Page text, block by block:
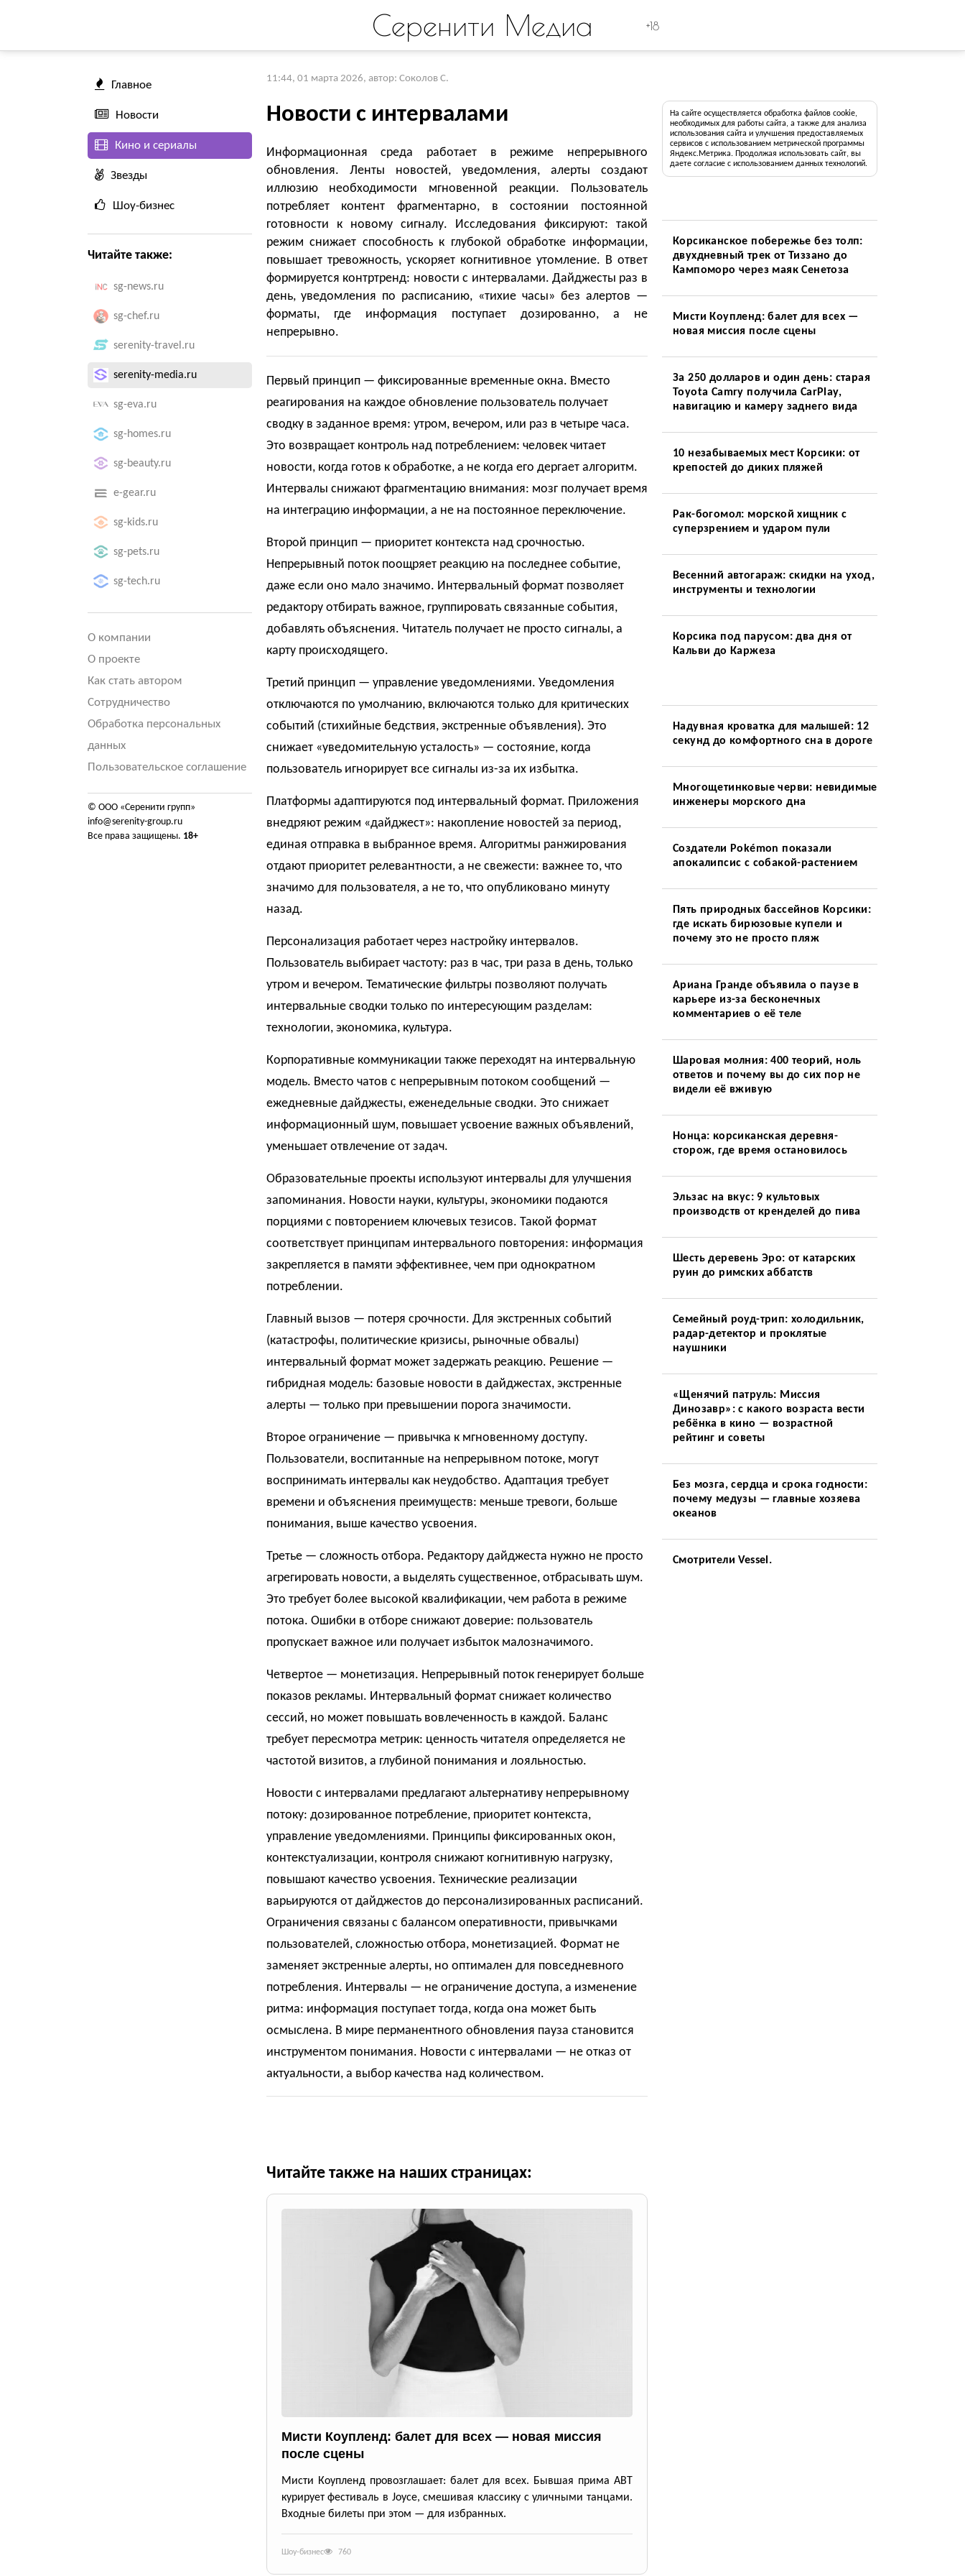
Серенити Медиа +18
Главное
Новости
Кино и сериалы
Звезды
Шоу-бизнес
Читайте также:
sg-news.ru
sg-chef.ru
serenity-travel.ru
serenity-media.ru
sg-eva.ru
sg-homes.ru
sg-beauty.ru
e-gear.ru
sg-kids.ru
sg-pets.ru
sg-tech.ru
О компании
О проекте
Как стать автором
Сотрудничество
Обработка персональных
данных
Пользовательское соглашение
© ООО «Серенити групп»
info@serenity-group.ru
Все права защищены. 18+
11:44, 01 марта 2026, автор: Соколов С.
Новости с интервалами
Информационная среда работает в режиме непрерывного
обновления. Ленты новостей, уведомления, алерты создают
иллюзию необходимости мгновенной реакции. Пользователь
потребляет контент фрагментарно, в состоянии постоянной
готовности к новому сигналу. Исследования фиксируют: такой
режим снижает способность к глубокой обработке информации,
повышает тревожность, ускоряет когнитивное утомление. В ответ
формируется контртренд: новости с интервалами. Дайджесты раз в
день, уведомления по расписанию, «тихие часы» без алертов —
форматы, где информация поступает дозированно, а не
непрерывно.
Первый принцип — фиксированные временные окна. Вместо
реагирования на каждое обновление пользователь получает
сводку в заданное время: утром, вечером, или раз в четыре часа.
Это возвращает контроль над потреблением: человек читает
новости, когда готов к обработке, а не когда его дергает алгоритм.
Интервалы снижают фрагментацию внимания: мозг получает время
на интеграцию информации, а не на постоянное переключение.
Второй принцип — приоритет контекста над срочностью.
Непрерывный поток поощряет реакцию на последнее событие,
даже если оно мало значимо. Интервальный формат позволяет
редактору отбирать важное, группировать связанные события,
добавлять объяснения. Читатель получает не просто сигналы, а
карту происходящего.
Третий принцип — управление уведомлениями. Уведомления
отключаются по умолчанию, включаются только для критических
событий (стихийные бедствия, экстренные объявления). Это
снижает «уведомительную усталость» — состояние, когда
пользователь игнорирует все сигналы из-за их избытка.
Платформы адаптируются под интервальный формат. Приложения
внедряют режим «дайджест»: накопление новостей за период,
единая отправка в выбранное время. Алгоритмы ранжирования
отдают приоритет релевантности, а не свежести: важнее то, что
значимо для пользователя, а не то, что опубликовано минуту
назад.
Персонализация работает через настройку интервалов.
Пользователь выбирает частоту: раз в час, три раза в день, только
утром и вечером. Тематические фильтры позволяют получать
интервальные сводки только по интересующим разделам:
технологии, экономика, культура.
Корпоративные коммуникации также переходят на интервальную
модель. Вместо чатов с непрерывным потоком сообщений —
ежедневные дайджесты, еженедельные сводки. Это снижает
информационный шум, повышает усвоение важных объявлений,
уменьшает отвлечение от задач.
Образовательные проекты используют интервалы для улучшения
запоминания. Новости науки, культуры, экономики подаются
порциями с повторением ключевых тезисов. Такой формат
соответствует принципам интервального повторения: информация
закрепляется в памяти эффективнее, чем при однократном
потреблении.
Главный вызов — потеря срочности. Для экстренных событий
(катастрофы, политические кризисы, рыночные обвалы)
интервальный формат может задержать реакцию. Решение —
гибридная модель: базовые новости в дайджестах, экстренные
алерты — только при превышении порога значимости.
Второе ограничение — привычка к мгновенному доступу.
Пользователи, воспитанные на непрерывном потоке, могут
воспринимать интервалы как неудобство. Адаптация требует
времени и объяснения преимуществ: меньше тревоги, больше
понимания, выше качество усвоения.
Третье — сложность отбора. Редактору дайджеста нужно не просто
агрегировать новости, а выделять существенное, отбрасывать шум.
Это требует более высокой квалификации, чем работа в режиме
потока. Ошибки в отборе снижают доверие: пользователь
пропускает важное или получает избыток малозначимого.
Четвертое — монетизация. Непрерывный поток генерирует больше
показов рекламы. Интервальный формат снижает количество
сессий, но может повышать вовлеченность в каждой. Баланс
требует пересмотра метрик: ценность читателя определяется не
частотой визитов, а глубиной понимания и лояльностью.
Новости с интервалами предлагают альтернативу непрерывному
потоку: дозированное потребление, приоритет контекста,
управление уведомлениями. Принципы фиксированных окон,
контекстуализации, контроля снижают когнитивную нагрузку,
повышают качество усвоения. Технические реализации
варьируются от дайджестов до персонализированных расписаний.
Ограничения связаны с балансом оперативности, привычками
пользователей, сложностью отбора, монетизацией. Формат не
заменяет экстренные алерты, но оптимален для повседневного
потребления. Интервалы — не ограничение доступа, а изменение
ритма: информация поступает тогда, когда она может быть
осмыслена. В мире перманентного обновления пауза становится
инструментом понимания. Новости с интервалами — не отказ от
актуальности, а выбор качества над количеством.
Читайте также на наших страницах:
Мисти Коупленд: балет для всех — новая миссия
после сцены
Мисти Коупленд провозглашает: балет для всех. Бывшая прима ABT
курирует фестиваль в Joyce, смешивая классику с уличными танцами.
Входные билеты при этом — для избранных.
Шоу-бизнес 760
На сайте осуществляется обработка файлов cookie,
необходимых для работы сайта, а также для анализа
использования сайта и улучшения предоставляемых
сервисов с использованием метрической программы
Яндекс.Метрика. Продолжая использовать сайт, вы
даете согласие с использованием данных технологий.
Корсиканское побережье без толп:
двухдневный трек от Тиззано до
Кампоморо через маяк Сенетоза
Мисти Коупленд: балет для всех —
новая миссия после сцены
За 250 долларов и один день: старая
Toyota Camry получила CarPlay,
навигацию и камеру заднего вида
10 незабываемых мест Корсики: от
крепостей до диких пляжей
Рак-богомол: морской хищник с
суперзрением и ударом пули
Весенний автогараж: скидки на уход,
инструменты и технологии
Корсика под парусом: два дня от
Кальви до Каржеза
Надувная кроватка для малышей: 12
секунд до комфортного сна в дороге
Многощетинковые черви: невидимые
инженеры морского дна
Создатели Pokémon показали
апокалипсис с собакой-растением
Пять природных бассейнов Корсики:
где искать бирюзовые купели и
почему это не просто пляж
Ариана Гранде объявила о паузе в
карьере из-за бесконечных
комментариев о её теле
Шаровая молния: 400 теорий, ноль
ответов и почему вы до сих пор не
видели её вживую
Нонца: корсиканская деревня-
сторож, где время остановилось
Эльзас на вкус: 9 культовых
производств от кренделей до пива
Шесть деревень Эро: от катарских
руин до римских аббатств
Семейный роуд-трип: холодильник,
радар-детектор и проклятые
наушники
«Щенячий патруль: Миссия
Динозавр»: с какого возраста вести
ребёнка в кино — возрастной
рейтинг и советы
Без мозга, сердца и срока годности:
почему медузы — главные хозяева
океанов
Смотрители Vessel.